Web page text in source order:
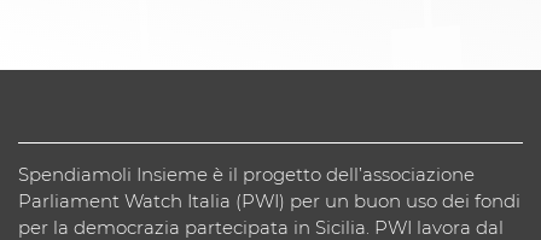
Spendiamoli Insieme è il progetto dell’associazione
Parliament Watch Italia (PWI) per un buon uso dei fondi
per la democrazia partecipata in Sicilia. PWI lavora dal